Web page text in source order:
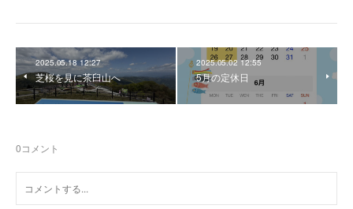
2025.05.18 12:27
芝桜を見に茶臼山へ
2025.05.02 12:55
5月の定休日
0コメント